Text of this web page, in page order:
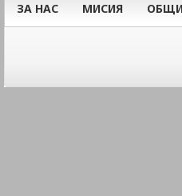
ЗА НАС МИСИЯ